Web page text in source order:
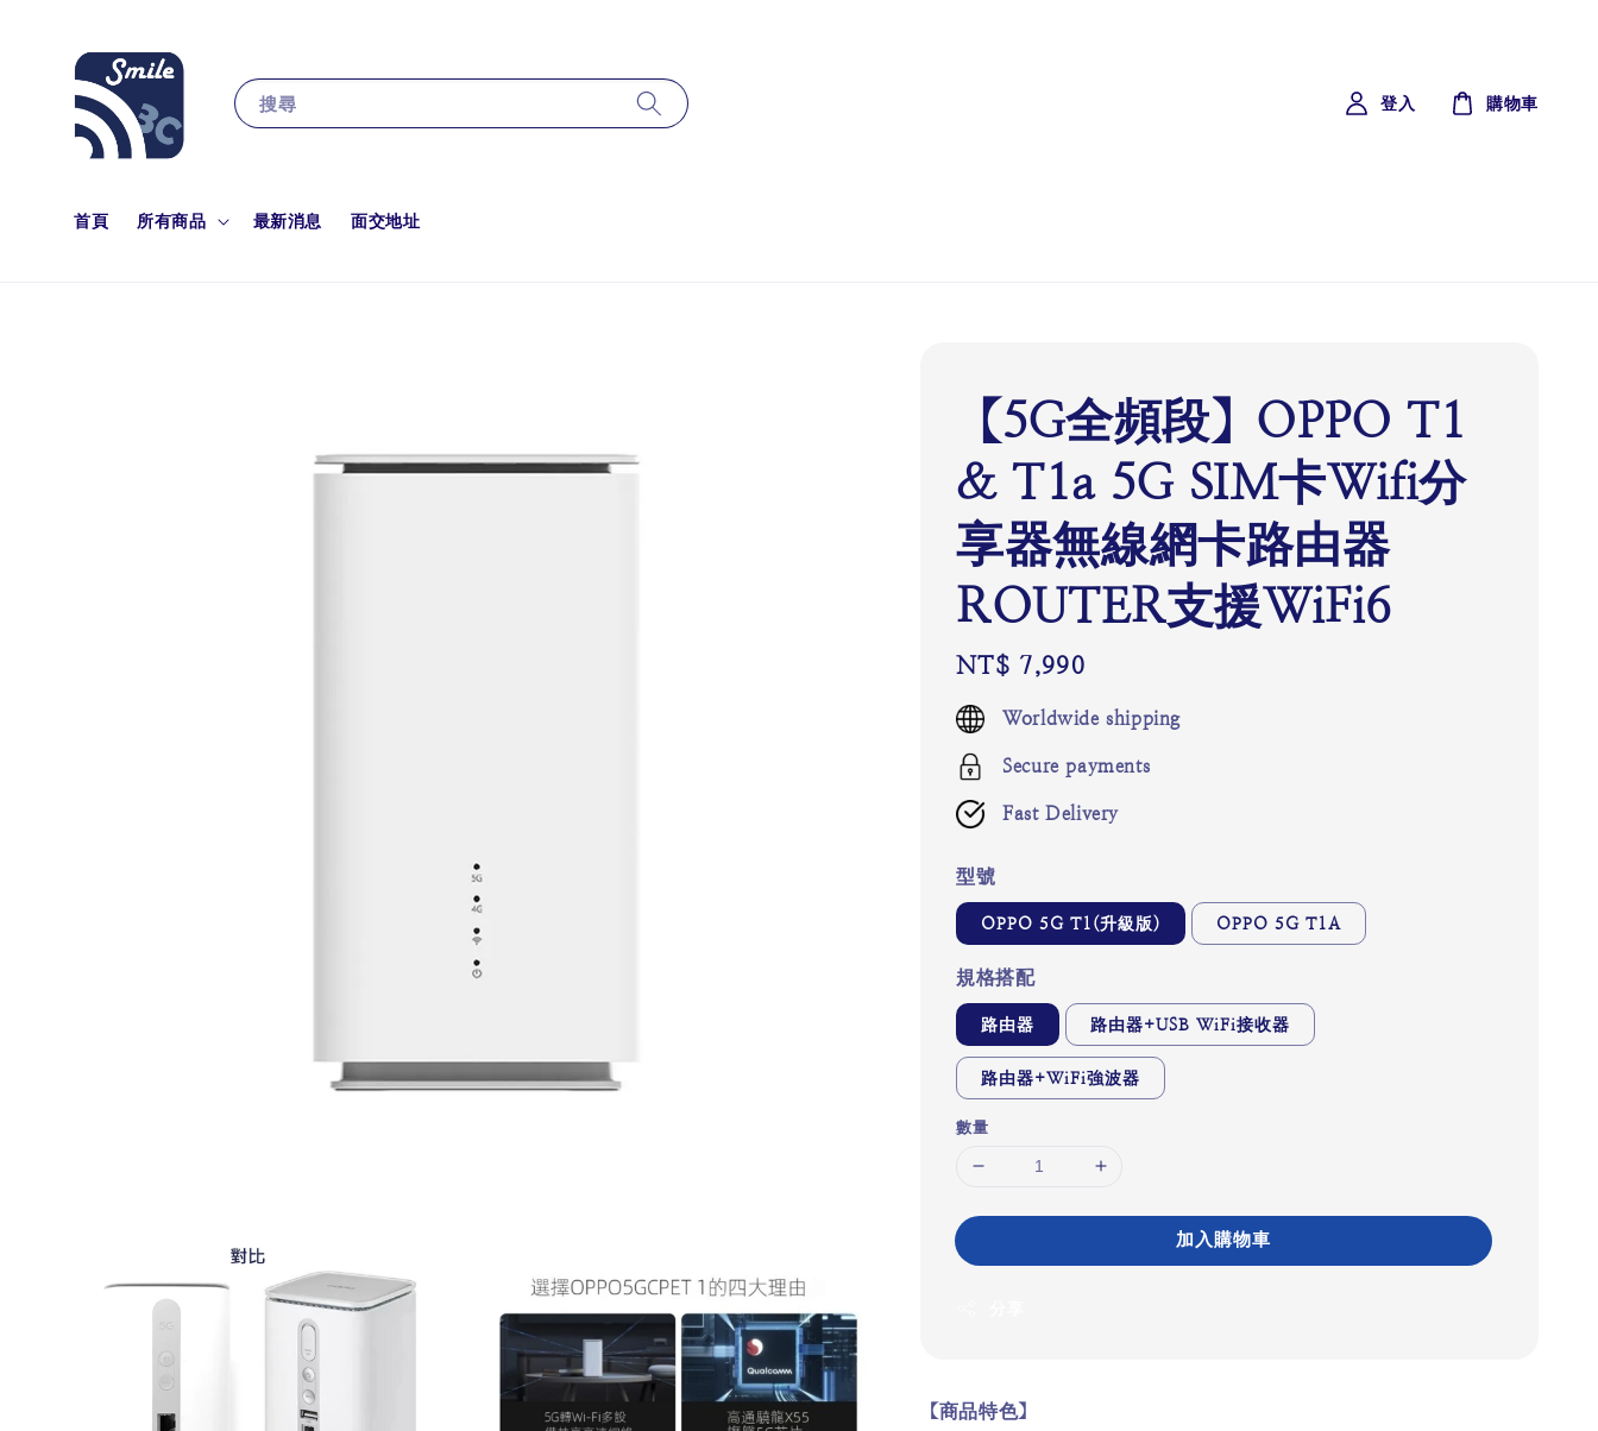
搜尋
首頁 所有商品 最新消息 面交地址
登入 購物車
【5G全頻段】OPPO T1
& T1a 5G SIM卡Wifi分
享器無線網卡路由器
ROUTER支援WiFi6
Regular
price
NT$ 7,990
Worldwide shipping
Secure payments
Fast Delivery
型號
OPPO 5G T1(升級版) OPPO 5G T1A
規格搭配
路由器 路由器+USB WiFi接收器
路由器+WiFi強波器
數量
加入購物車
【商品特色】